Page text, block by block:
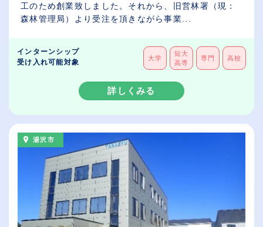
工のため創業致しました。それから、旧営林署（現：
森林管理局）より受注を頂きながら事業...
インターンシップ
受け入れ可能対象
大学
短大
高専
専門 高校
詳しくみる
湯沢市